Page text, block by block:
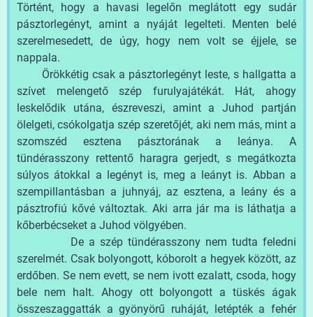
Történt, hogy a havasi legelőn meglátott egy sudár
pásztorlegényt, amint a nyáját legelteti. Menten belé
szerelmesedett, de úgy, hogy nem volt se éjjele, se
nappala.
Örökkétig csak a pásztorlegényt leste, s hallgatta a
szívet melengető szép furulyajátékát. Hát, ahogy
leskelődik utána, észreveszi, amint a Juhod partján
ölelgeti, csókolgatja szép szeretőjét, aki nem más, mint a
szomszéd esztena pásztorának a leánya. A
tündérasszony rettentő haragra gerjedt, s megátkozta
súlyos átokkal a legényt is, meg a leányt is. Abban a
szempillantásban a juhnyáj, az esztena, a leány és a
pásztrofiú kővé változtak. Aki arra jár ma is láthatja a
kőberbécseket a Juhod völgyében.
De a szép tündérasszony nem tudta feledni
szerelmét. Csak bolyongott, kóborolt a hegyek között, az
erdőben. Se nem evett, se nem ivott ezalatt, csoda, hogy
bele nem halt. Ahogy ott bolyongott a tüskés ágak
összeszaggatták a gyönyörű ruháját, letépték a fehér